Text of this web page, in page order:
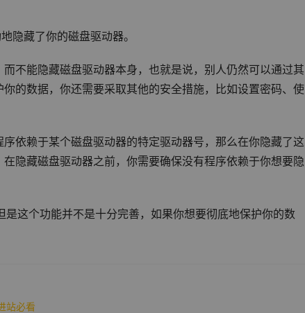
隐藏了你的磁盘驱动器。
不能隐藏磁盘驱动器本身，也就是说，别人仍然可以通过其
的数据，你还需要采取其他的安全措施，比如设置密码、使
依赖于某个磁盘驱动器的特定驱动器号，那么在你隐藏了这
隐藏磁盘驱动器之前，你需要确保没有程序依赖于你想要隐
这个功能并不是十分完善，如果你想要彻底地保护你的数
站必看